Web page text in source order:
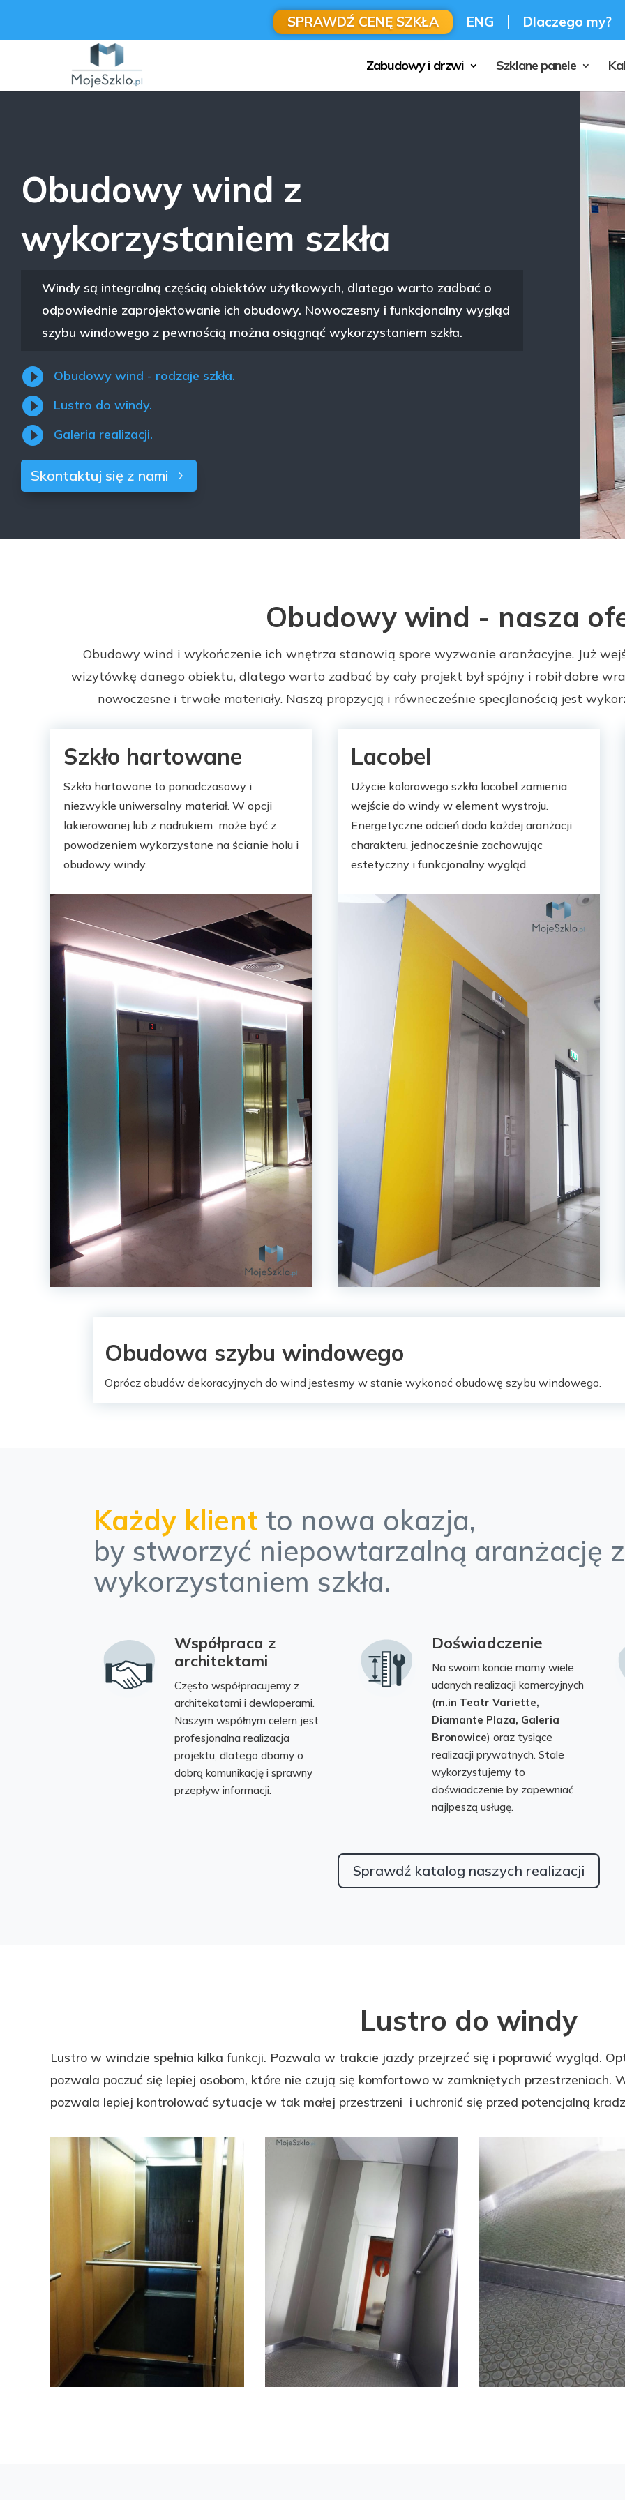
SPRAWDŹ CENĘ SZKŁA ENG Dlaczego my?
Zabudowy i drzwi Szklane panele
Obudowy wind z
wykorzystaniem szkła
Windy są integralną częścią obiektów użytkowych, dlatego warto zadbać o
odpowiednie zaprojektowanie ich obudowy. Nowoczesny i funkcjonalny wygląd
szybu windowego z pewnością można osiągnąć wykorzystaniem szkła.
 Obudowy wind - rodzaje szkła.
 Lustro do windy.
 Galeria realizacji.
Skontaktuj się z nami
Obudowy wind - nasza
Obudowy wind i wykończenie ich wnętrza stanowią spore wyzwanie aranżacyjne. Już
wizytówkę danego obiektu, dlatego warto zadbać by cały projekt był spójny i robił dobre
nowoczesne i trwałe materiały. Naszą propzycją i równecześnie specjlanością jest
Szkło hartowane
Szkło hartowane to ponadczasowy i
niezwykle uniwersalny materiał. W opcji
lakierowanej lub z nadrukiem może być z
powodzeniem wykorzystane na ścianie holu i
obudowy windy.
Lacobel
Użycie kolorowego szkła lacobel zamienia
wejście do windy w element wystroju.
Energetyczne odcień doda każdej aranżacji
charakteru, jednocześnie zachowując
estetyczny i funkcjonalny wygląd.
Obudowa szybu windowego
Oprócz obudów dekoracyjnych do wind jestesmy w stanie wykonać obudowę szybu windowego.
Każdy klient to nowa okazja,
by stworzyć niepowtarzalną aranżację z
wykorzystaniem szkła.
Współpraca z
architektami
Często współpracujemy z
architekatami i dewloperami.
Naszym współnym celem jest
profesjonalna realizacja
projektu, dlatego dbamy o
dobrą komunikację i sprawny
przepływ informacji.
Doświadczenie
Na swoim koncie mamy wiele
udanych realizacji komercyjnych
(m.in Teatr Variette,
Diamante Plaza, Galeria
Bronowice) oraz tysiące
realizacji prywatnych. Stale
wykorzystujemy to
doświadczenie by zapewniać
najlpeszą usługę.
Sprawdź katalog naszych realizacji
Lustro do windy
Lustro w windzie spełnia kilka funkcji. Pozwala w trakcie jazdy przejrzeć się i poprawić wygląd.
pozwala poczuć się lepiej osobom, które nie czują się komfortowo w zamkniętych
pozwala lepiej kontrolować sytuacje w tak małej przestrzeni i uchronić się przed potencjalną